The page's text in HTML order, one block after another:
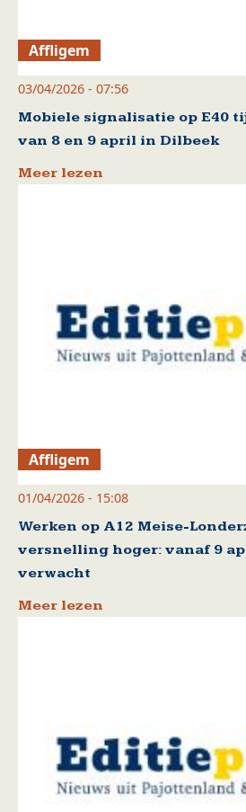
Affligem
03/04/2026 - 07:56
Mobiele signalisatie op E40
van 8 en 9 april in Dilbeek
Meer lezen
Affligem
01/04/2026 - 15:08
Werken op A12 Meise-
versnelling hoger: vanaf 9
verwacht
Meer lezen